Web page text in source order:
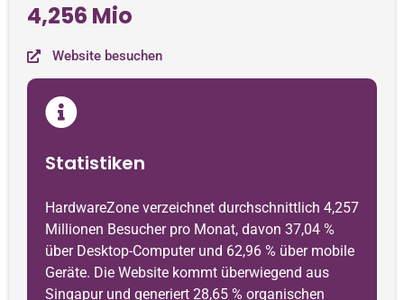
4,256 Mio
Website besuchen
Statistiken
HardwareZone verzeichnet durchschnittlich 4,257
Millionen Besucher pro Monat, davon 37,04 %
über Desktop-Computer und 62,96 % über mobile
Geräte. Die Website kommt überwiegend aus
Singapur und generiert 28,65 % organischen